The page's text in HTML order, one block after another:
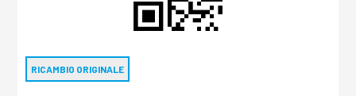
RICAMBIO ORIGINALE